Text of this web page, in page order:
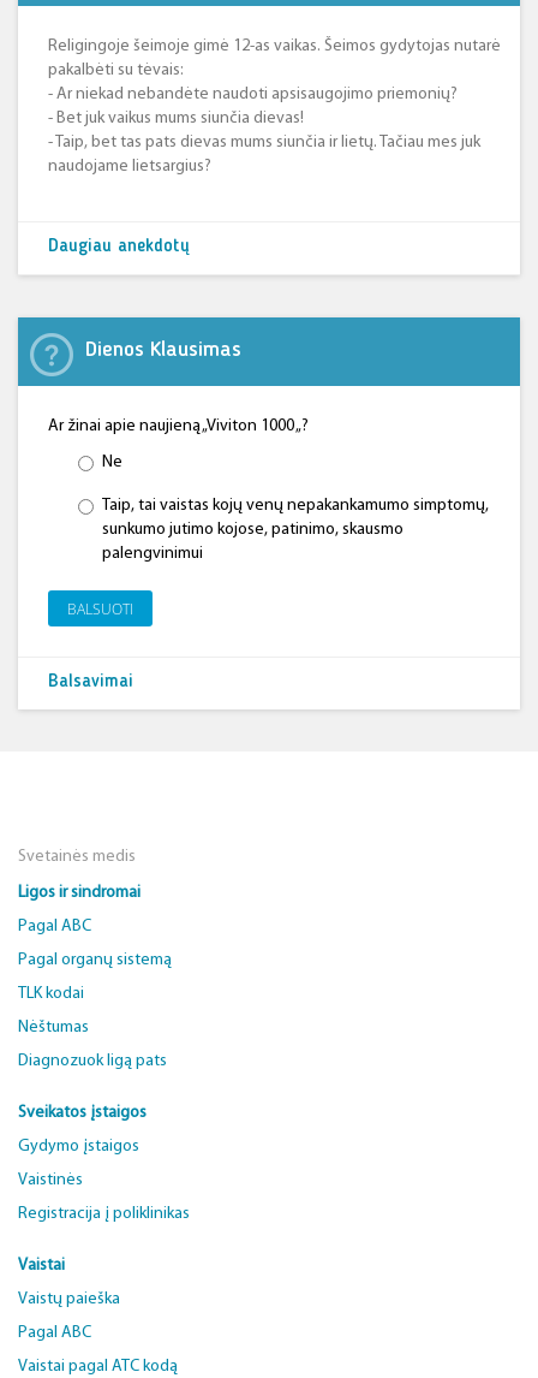
Religingoje šeimoje gimė 12-as vaikas. Šeimos gydytojas nutarė
pakalbėti su tėvais:
- Ar niekad nebandėte naudoti apsisaugojimo priemonių?
- Bet juk vaikus mums siunčia dievas!
- Taip, bet tas pats dievas mums siunčia ir lietų. Tačiau mes juk
naudojame lietsargius?
Daugiau anekdotų
Dienos Klausimas
Ar žinai apie naujieną „Viviton 1000 „?
Ne
Taip, tai vaistas kojų venų nepakankamumo simptomų,
sunkumo jutimo kojose, patinimo, skausmo
palengvinimui
BALSUOTI
Balsavimai
Svetainės medis
Ligos ir sindromai
Pagal ABC
Pagal organų sistemą
TLK kodai
Nėštumas
Diagnozuok ligą pats
Sveikatos įstaigos
Gydymo įstaigos
Vaistinės
Registracija į poliklinikas
Vaistai
Vaistų paieška
Pagal ABC
Vaistai pagal ATC kodą